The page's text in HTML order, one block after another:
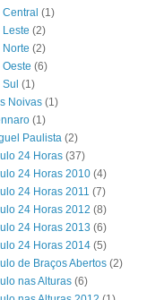
(1)
(2)
(2)
(6)
(1)
Noivas (1)
(1)
Paulista (2)
24 Horas (37)
24 Horas 2010 (4)
24 Horas 2011 (7)
24 Horas 2012 (8)
24 Horas 2013 (6)
24 Horas 2014 (5)
de Braços Abertos (2)
nas Alturas (6)